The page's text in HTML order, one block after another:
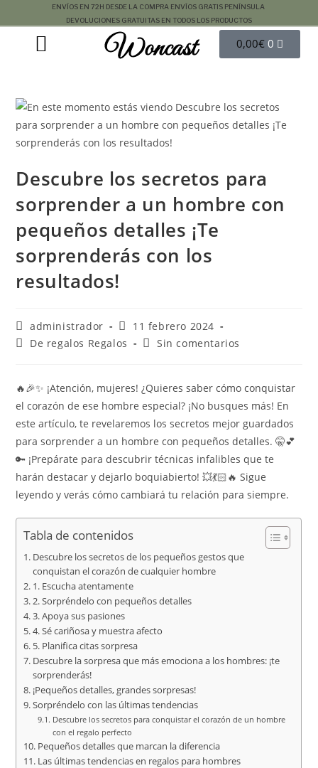
ENVÍOS EN 72H DESDE LA COMPRA ENVÍOS GRATIS PENÍNSULA
DEVOLUCIONES GRATUITAS EN TODOS LOS PRODUCTOS
Woncast 0,00€ 0
Descubre los secretos para
sorprender a un hombre con
pequeños detalles ¡Te
sorprenderás con los
resultados!
administrador
11 febrero 2024
De regalos Regalos
Sin comentarios
🔥🎉✨ ¡Atención, mujeres! ¿Quieres saber cómo conquistar
el corazón de ese hombre especial? ¡No busques más! En
este artículo, te revelaremos los secretos mejor guardados
para sorprender a un hombre con pequeños detalles. 🤫💕
🔑 ¡Prepárate para descubrir técnicas infalibles que te
harán destacar y dejarlo boquiabierto! 💥💃🏻🔥 Sigue
leyendo y verás cómo cambiará tu relación para siempre.
Tabla de contenidos
Descubre los secretos de los pequeños gestos que
conquistan el corazón de cualquier hombre
1. Escucha atentamente
2. Sorpréndelo con pequeños detalles
3. Apoya sus pasiones
4. Sé cariñosa y muestra afecto
5. Planifica citas sorpresa
Descubre la sorpresa que más emociona a los hombres: ¡te
sorprenderás!
¡Pequeños detalles, grandes sorpresas!
Sorpréndelo con las últimas tendencias
Descubre los secretos para conquistar el corazón de un hombre
con el regalo perfecto
Pequeños detalles que marcan la diferencia
Las últimas tendencias en regalos para hombres